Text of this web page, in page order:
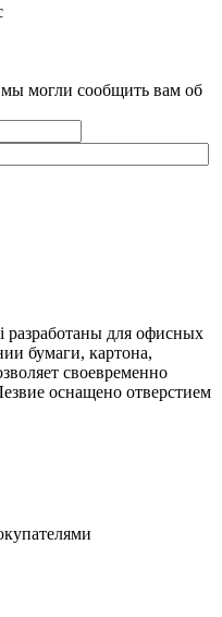
могли сообщить вам об
для офисных
бумаги, картона,
своевременно
оснащено отверстием